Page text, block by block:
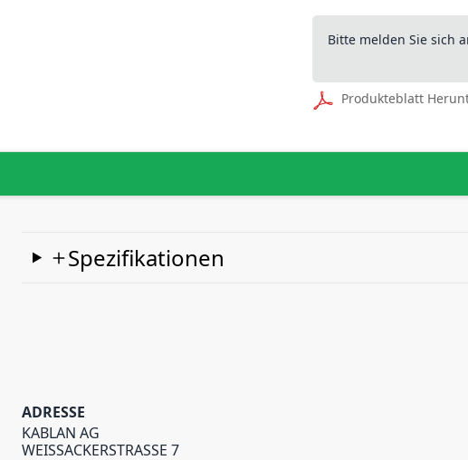
Bitte melden Sie sich
Produkteblatt
Spezifikationen
ADRESSE
KABLAN AG
WEISSACKERSTRASSE 7